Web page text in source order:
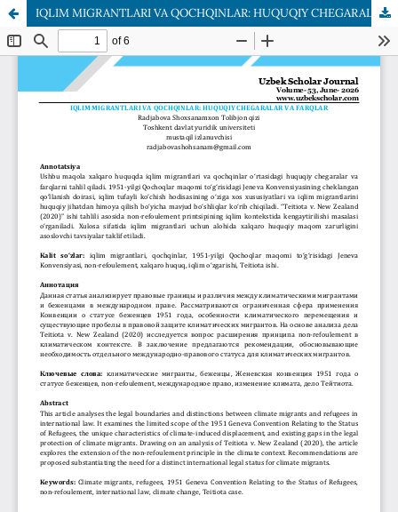
IQLIM MIGRANTLARI VA QOCHQINLAR: HUQUQIY CHEGARALAR VA FARQLAR